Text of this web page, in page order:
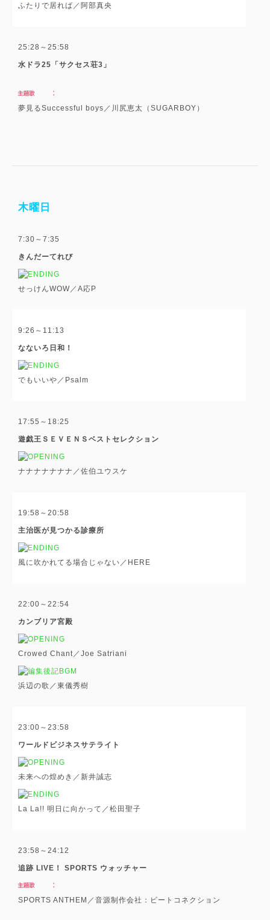
ふたりで居れば／阿部真央
25:28～25:58
水ドラ25「サクセス荘3」
夢見るSuccessful boys／川尻恵太（SUGARBOY）
木曜日
7:30～7:35
きんだーてれび
せっけんWOW／A応P
9:26～11:13
なないろ日和！
でもいいや／Psalm
17:55～18:25
遊戯王ＳＥＶＥＮＳベストセレクション
ナナナナナナナ／佐伯ユウスケ
19:58～20:58
主治医が見つかる診療所
風に吹かれてる場合じゃない／HERE
22:00～22:54
カンブリア宮殿
Crowed Chant／Joe Satriani
浜辺の歌／東儀秀樹
23:00～23:58
ワールドビジネスサテライト
未来への煌めき／新井誠志
La La!! 明日に向かって／松田聖子
23:58～24:12
追跡 LIVE！ SPORTS ウォッチャー
SPORTS ANTHEM／音源制作会社：ビートコネクション